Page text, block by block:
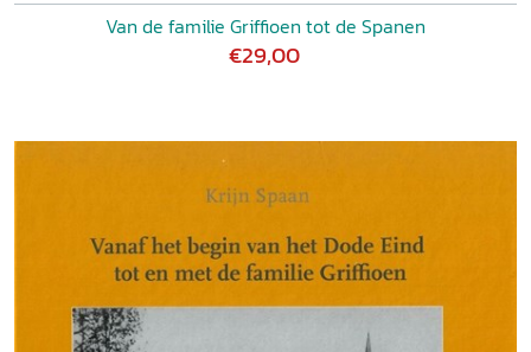
Van de familie Griffioen tot de Spanen
€29,00